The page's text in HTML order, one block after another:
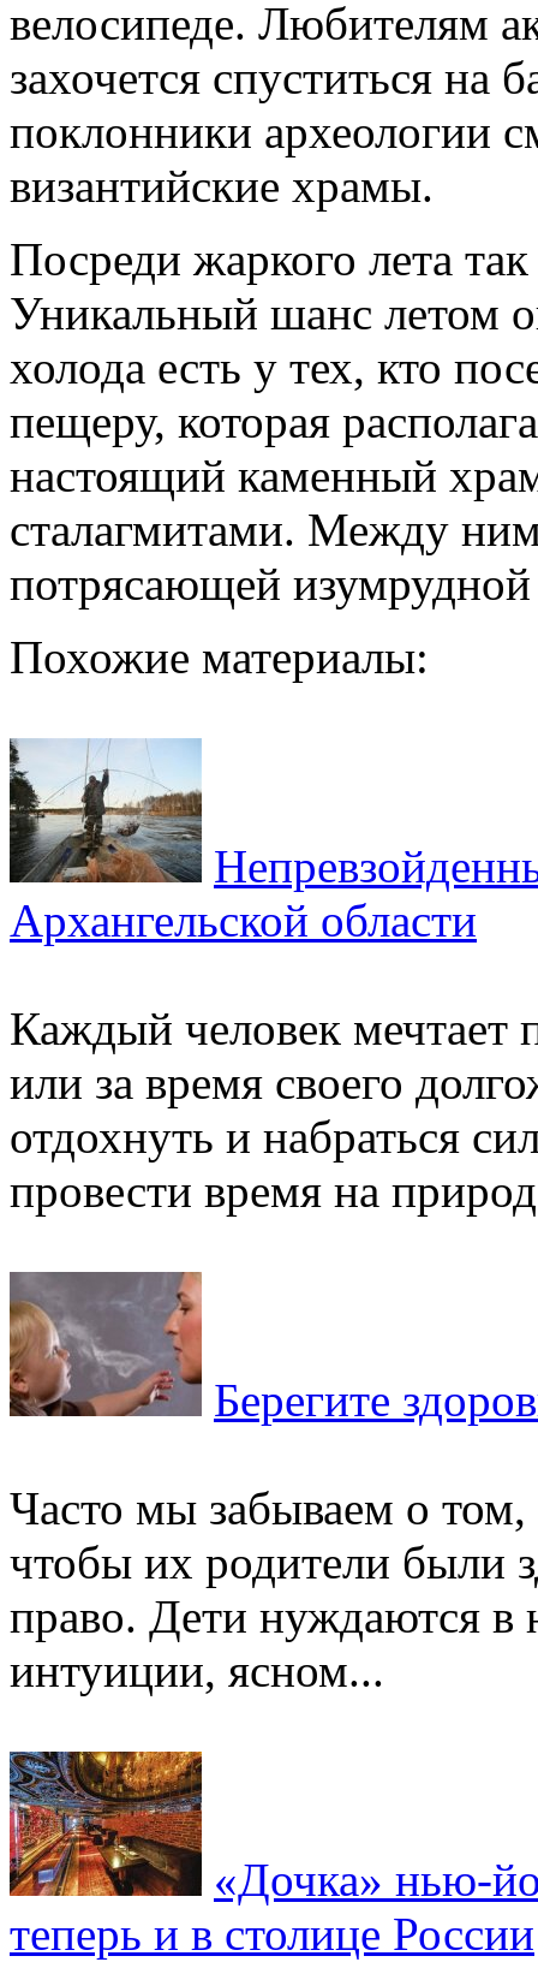
велосипеде. Любителям
захочется спуститься на
поклонники археологии
византийские храмы.
Посреди жаркого лета
Уникальный шанс летом
холода есть у тех, кто
пещеру, которая
настоящий каменный
сталагмитами. Между
потрясающей
Похожие материалы:
Архангельской области
Каждый человек мечтает
или за время своего
отдохнуть и набраться
провести время на
Берегите
Часто мы забываем о
чтобы их родители были
право. Дети нуждаются
интуиции, ясном...
«Дочка» нью-
теперь и в столице России